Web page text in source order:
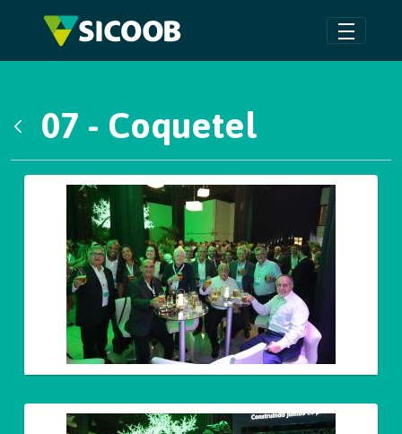
Pular para o Conteúdo principal
07 - Coquetel
Galeria de Mídias